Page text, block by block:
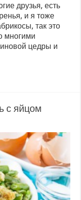
друзья, есть
и я тоже
так это
многими
цедры и
с яйцом